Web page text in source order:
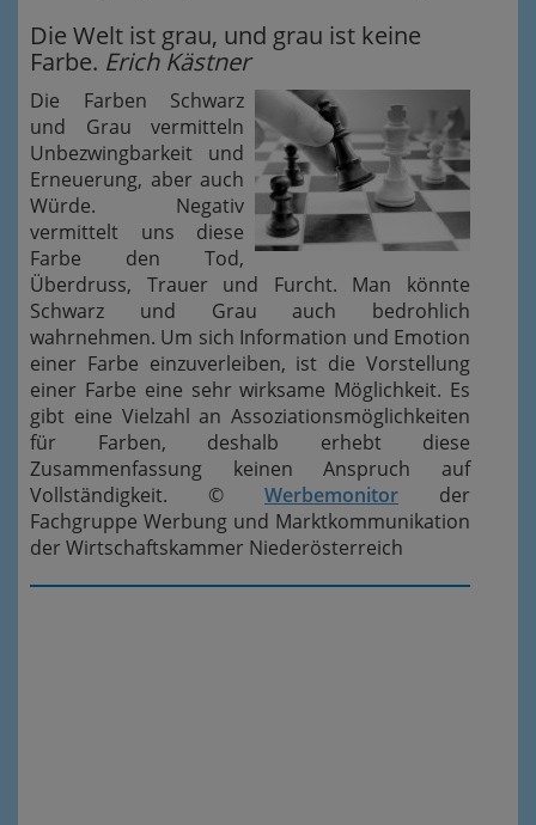
Die Welt ist grau, und grau ist keine
Farbe. Erich Kästner
Die Farben Schwarz
und Grau vermitteln
Unbezwingbarkeit und
Erneuerung, aber auch
Würde. Negativ
vermittelt uns diese
Farbe den Tod,
Überdruss, Trauer und Furcht. Man könnte
Schwarz und Grau auch bedrohlich
wahrnehmen. Um sich Information und Emotion
einer Farbe einzuverleiben, ist die Vorstellung
einer Farbe eine sehr wirksame Möglichkeit. Es
gibt eine Vielzahl an Assoziationsmöglichkeiten
für Farben, deshalb erhebt diese
Zusammenfassung keinen Anspruch auf
Vollständigkeit. © Werbemonitor der
Fachgruppe Werbung und Marktkommunikation
der Wirtschaftskammer Niederösterreich